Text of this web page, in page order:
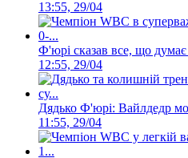
13:55, 29/04
Ф'юрі сказав все, що
12:55, 29/04
Дядько Ф'юрі: Вайлдедр
11:55, 29/04